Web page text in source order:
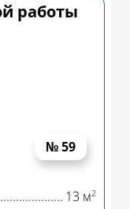
работы
№ 59
13 м2